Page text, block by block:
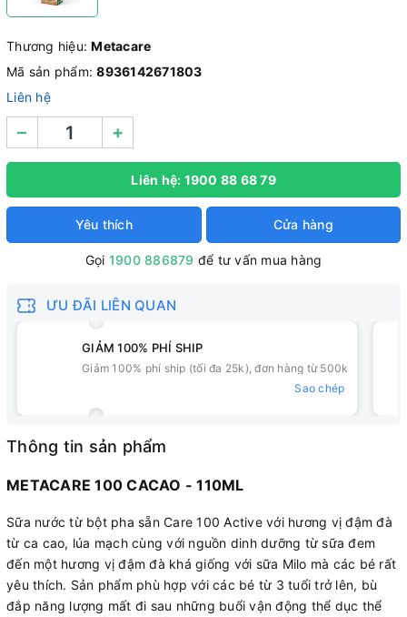
Thương hiệu:Metacare
Mã sản phẩm:8936142671803
Liên hệ
– +
Liên hệ: 1900 88 68 79
Yêu thích Cửa hàng
Gọi 1900 886879 để tư vấn mua hàng
ƯU ĐÃI LIÊN QUAN
GIẢM 100% PHÍ SHIP
Giảm 100% phí ship (tối đa 25k), đơn hàng từ 500k
Sao chép
Thông tin sản phẩm
METACARE 100 CACAO - 110ML
Sữa nước từ bột pha sẵn Care 100 Active với hương vị đậm đà
từ ca cao, lúa mạch cùng với nguồn dinh dưỡng từ sữa đem
đến một hương vị đậm đà khá giống với sữa Milo mà các bé rất
yêu thích. Sản phẩm phù hợp với các bé từ 3 tuổi trở lên, bù
đắp năng lượng mất đi sau những buổi vận động thể dục thể